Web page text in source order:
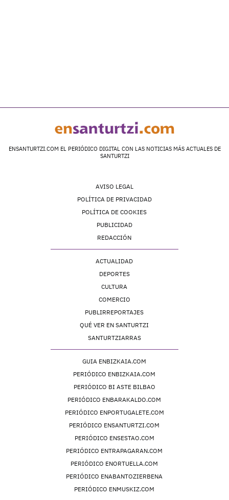
ENSANTURTZI.COM EL PERIÓDICO DIGITAL CON LAS NOTICIAS MÁS ACTUALES DE
SANTURTZI
AVISO LEGAL
POLÍTICA DE PRIVACIDAD
POLÍTICA DE COOKIES
PUBLICIDAD
REDACCIÓN
ACTUALIDAD
DEPORTES
CULTURA
COMERCIO
PUBLIRREPORTAJES
QUÉ VER EN SANTURTZI
SANTURTZIARRAS
GUIA ENBIZKAIA.COM
PERIÓDICO ENBIZKAIA.COM
PERIÓDICO BI ASTE BILBAO
PERIÓDICO ENBARAKALDO.COM
PERIÓDICO ENPORTUGALETE.COM
PERIÓDICO ENSANTURTZI.COM
PERIÓDICO ENSESTAO.COM
PERIÓDICO ENTRAPAGARAN.COM
PERIÓDICO ENORTUELLA.COM
PERIÓDICO ENABANTOZIERBENA
PERIÓDICO ENMUSKIZ.COM